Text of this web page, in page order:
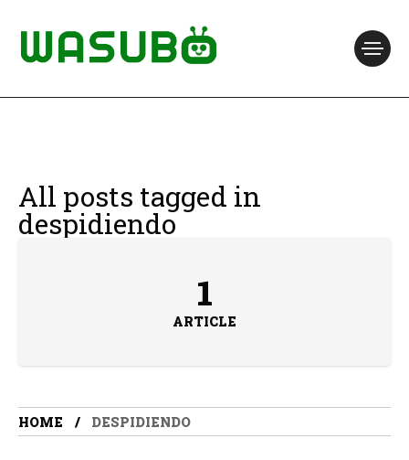
All posts tagged in
despidiendo
1
ARTICLE
HOME DESPIDIENDO